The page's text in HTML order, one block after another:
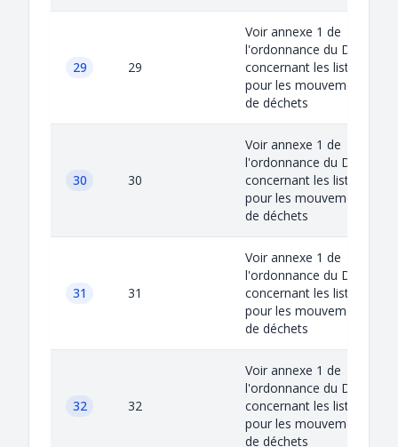
29 29
Voir annexe 1 de
l'ordonnance du DETEC
concernant les listes
pour les mouvements
de déchets
30 30
Voir annexe 1 de
l'ordonnance du DETEC
concernant les listes
pour les mouvements
de déchets
31 31
Voir annexe 1 de
l'ordonnance du DETEC
concernant les listes
pour les mouvements
de déchets
32 32
Voir annexe 1 de
l'ordonnance du DETEC
concernant les listes
pour les mouvements
de déchets